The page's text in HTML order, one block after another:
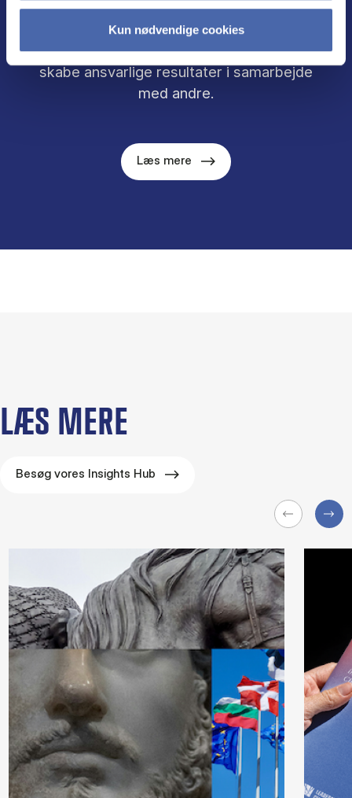
Kun nødvendige cookies
dyb forståelse af samfundsmæssige
udfordringer klæder CBS nuværende og
fremtidige ledere på til at sætte retning og
skabe ansvarlige resultater i samarbejde
med andre.
Læs mere
LÆS MERE
Besøg vores Insights Hub